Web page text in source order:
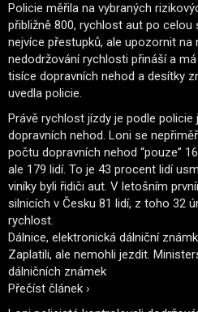
Policie měřila na vybraných
přibližně 800, rychlost aut po celou
nejvíce přestupků, ale upozornit na
nedodržování rychlosti přináší a
tisíce dopravních nehod a desítky
uvedla policie.
Právě rychlost jízdy je podle
dopravních nehod. Loni se
počtu dopravních nehod “pouze”
ale 179 lidí. To je 43 procent lidí
viníky byli řidiči aut. V letošním
silnicích v Česku 81 lidí, z toho 32
rychlost.
Dálnice, elektronická dálniční
Zaplatili, ale nemohli jezdit.
dálničních známek
Přečíst článek ›